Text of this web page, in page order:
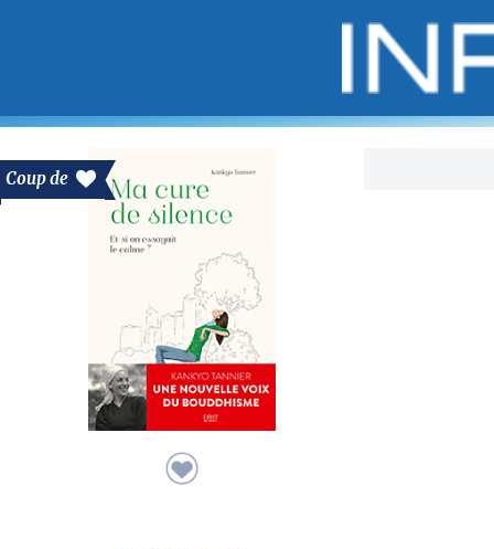
Coup de